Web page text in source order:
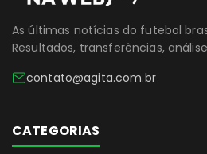
As últimas notícias do futebol
Resultados, transferências,
contato@agita.com.br
CATEGORIAS